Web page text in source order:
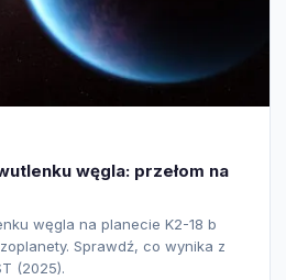
węgla: przełom na
węgla na planecie K2-18 b
Sprawdź, co wynika z
(2025).